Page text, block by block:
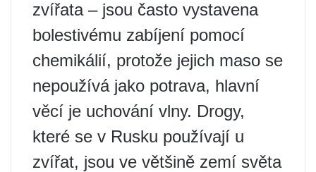
zvířata – jsou často vystavena
bolestivému zabíjení pomocí
chemikálií, protože jejich maso se
nepoužívá jako potrava, hlavní
věcí je uchování vlny. Drogy,
které se v Rusku používají u
zvířat, jsou ve většině zemí světa